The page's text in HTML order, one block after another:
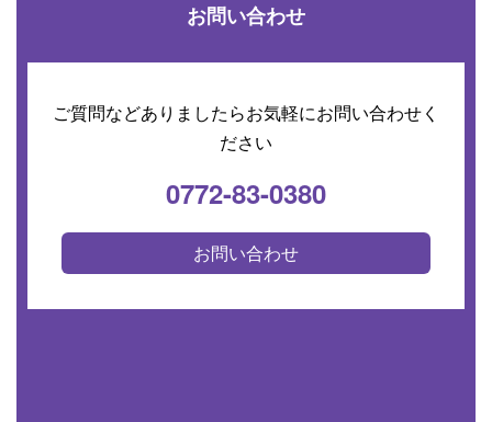
お問い合わせ
ご質問などありましたらお気軽にお問い合わせく
ださい
0772-83-0380
お問い合わせ